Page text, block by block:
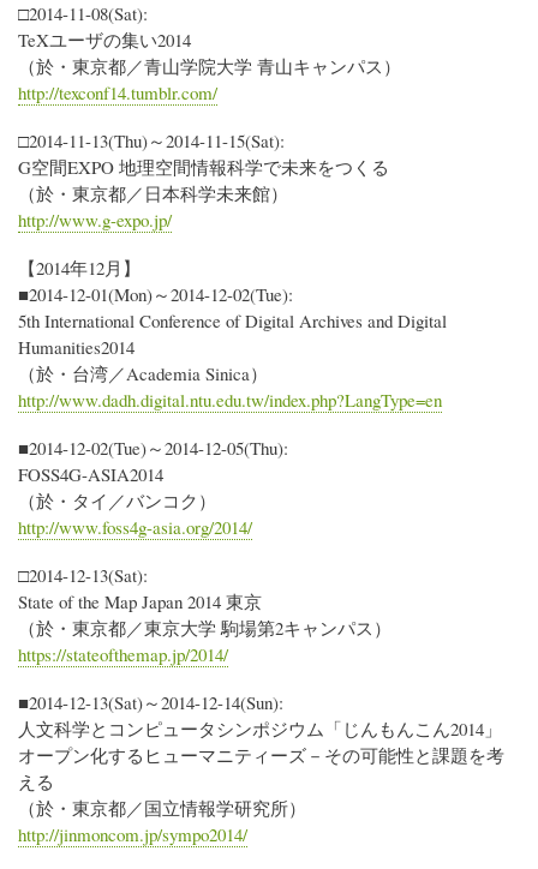
□2014-11-08(Sat):
TeXユーザの集い2014
（於・東京都／青山学院大学 青山キャンパス）
http://texconf14.tumblr.com/
□2014-11-13(Thu)～2014-11-15(Sat):
G空間EXPO 地理空間情報科学で未来をつくる
（於・東京都／日本科学未来館）
http://www.g-expo.jp/
【2014年12月】
■2014-12-01(Mon)～2014-12-02(Tue):
5th International Conference of Digital Archives and Digital
Humanities2014
（於・台湾／Academia Sinica）
http://www.dadh.digital.ntu.edu.tw/index.php?LangType=en
■2014-12-02(Tue)～2014-12-05(Thu):
FOSS4G-ASIA2014
（於・タイ／バンコク）
http://www.foss4g-asia.org/2014/
□2014-12-13(Sat):
State of the Map Japan 2014 東京
（於・東京都／東京大学 駒場第2キャンパス）
https://stateofthemap.jp/2014/
■2014-12-13(Sat)～2014-12-14(Sun):
人文科学とコンピュータシンポジウム「じんもんこん2014」
オープン化するヒューマニティーズ－その可能性と課題を考
える
（於・東京都／国立情報学研究所）
http://jinmoncom.jp/sympo2014/